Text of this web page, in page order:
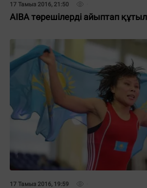
17 Тамыз 2016, 21:50
AIBA төрешілерді айыптап
17 Тамыз 2016, 19:59